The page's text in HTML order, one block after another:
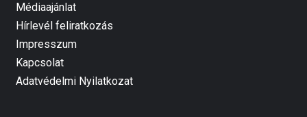
Médiaajánlat
Hírlevél feliratkozás
Impresszum
Kapcsolat
Adatvédelmi Nyilatkozat